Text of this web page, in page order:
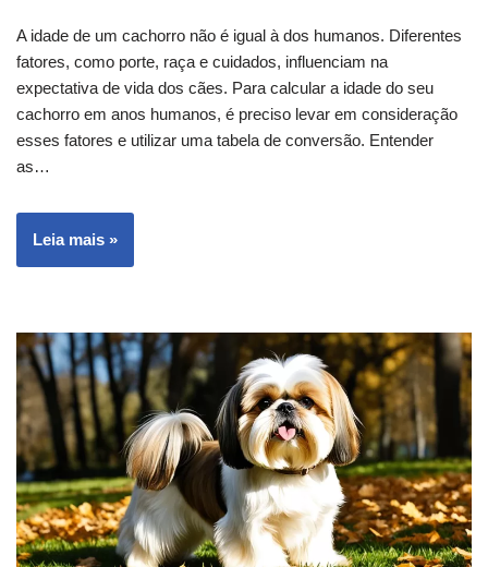
A idade de um cachorro não é igual à dos humanos. Diferentes
fatores, como porte, raça e cuidados, influenciam na
expectativa de vida dos cães. Para calcular a idade do seu
cachorro em anos humanos, é preciso levar em consideração
esses fatores e utilizar uma tabela de conversão. Entender
as…
Leia mais »